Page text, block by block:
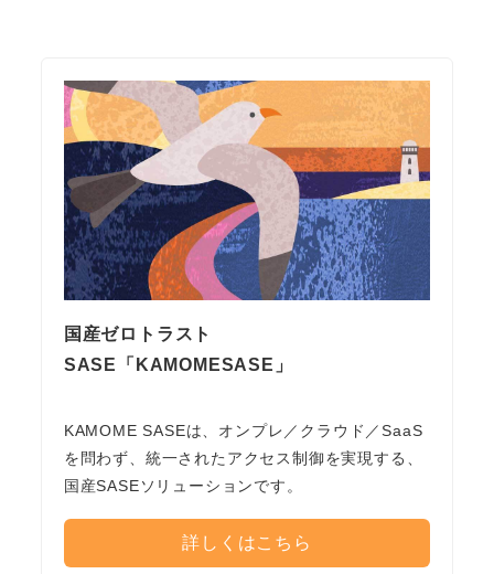
国産ゼロトラスト
SASE「KAMOMESASE」
KAMOME SASEは、オンプレ／クラウド／SaaS
を問わず、統一されたアクセス制御を実現する、
国産SASEソリューションです。
詳しくはこちら